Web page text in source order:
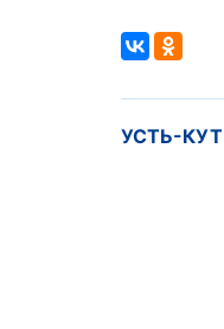
УСТЬ-КУТ